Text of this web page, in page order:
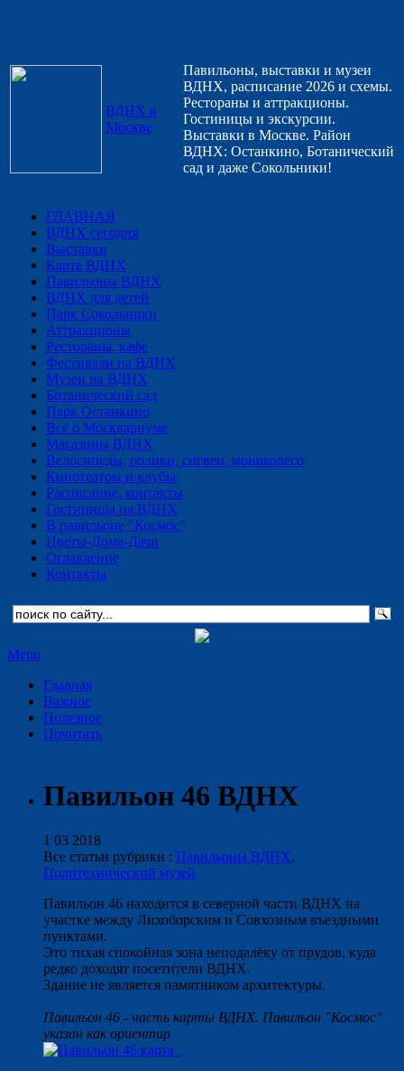
ВДНХ в
Москве
Павильоны, выставки и музеи
ВДНХ, расписание 2026 и схемы.
Рестораны и аттракционы.
Гостиницы и экскурсии.
Выставки в Москве. Район
ВДНХ: Останкино, Ботанический
сад и даже Сокольники!
ГЛАВНАЯ
ВДНХ сегодня
Выставки
Карта ВДНХ
Павильоны ВДНХ
ВДНХ для детей
Парк Сокольники
Аттракционы
Рестораны, кафе
Фестивали на ВДНХ
Музеи на ВДНХ
Ботанический сад
Парк Останкино
Всё о Москвариуме
Магазины ВДНХ
Велосипеды, ролики, сигвеи, моноколесо
Кинотеатры и клубы
Расписание, контакты
Гостиницы на ВДНХ
В павильоне "Космос"
Цветы-Дома-Дачи
Оглавление
Контакты
Menu
Главная
Важное
Полезное
Почитать
Павильон 46 ВДНХ
1 03 2018
Все статьи рубрики : Павильоны ВДНХ,
Политехнический музей
Павильон 46 находится в северной части ВДНХ на
участке между Лихоборским и Совхозным въездными
пунктами.
Это тихая спокойная зона неподалёку от прудов, куда
редко доходят посетители ВДНХ.
Здание не является памятником архитектуры.
Павильон 46 - часть карты ВДНХ. Павильон "Космос"
указан как ориентир